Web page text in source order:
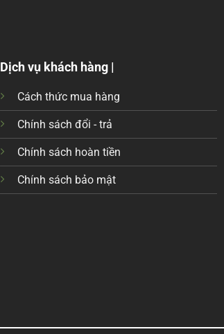
Dịch vụ khách hàng |
Cách thức mua hàng
Chính sách đổi - trả
Chính sách hoàn tiền
Chính sách bảo mật